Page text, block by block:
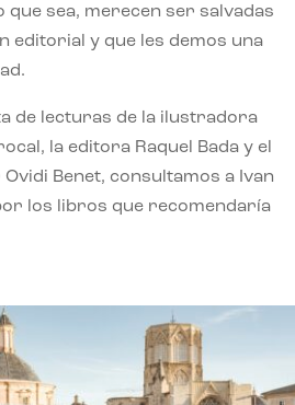
que sea, merecen ser salvadas
editorial y que les demos una
de lecturas de la ilustradora
la editora Raquel Bada y el
Benet, consultamos a Ivan
los libros que recomendaría